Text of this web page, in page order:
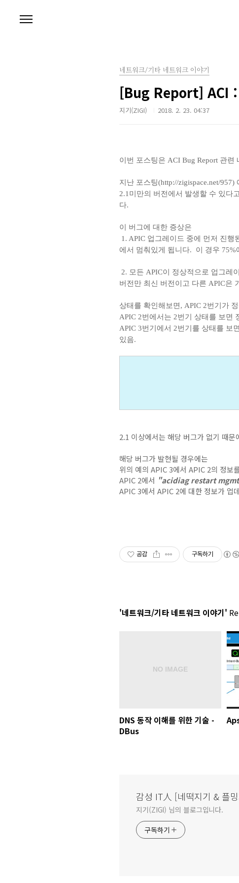
네트워크/기타 네트워크 이야기
[Bug Report] ACI
지기(ZIGI) 2018. 2. 23. 04:37
이번 포스팅은 ACI Bug Report 관련
지난 포스팅(http://zigispace.net/
2.1미만의 버전에서 발생할 수 있다
다.
이 버그에 대한 증상은
1. APIC 업그레이드 중에 먼저 진행
에서 멈춰있게 됩니다.
이 경우 75%
2. 모든 APIC이 정상적으로 업그레
버전만 최신 버전이고 다른 APIC은
상태를 확인해보면, APIC 2번기가
APIC 2번에서는 2번기 상태를 보면
APIC 3번기에서 2번기를 상태를 보
있음.
2.1 이상에서는 해당 버그가 없기 때
해당 버그가 발현될 경우에는
위의 예의 APIC 3에서 APIC 2의 정보
APIC 2에서 "acidiag restart mgmt
APIC 3에서 APIC 2에 대한 정보가
공감 구독하기
'네트워크/기타 네트워크 이야기'
DNS 동작 이해를 위한 기술 -
DBus
감성 IT人 [네떡지기 & 플
지기(ZIGI) 님의 블로그입니다.
구독하기